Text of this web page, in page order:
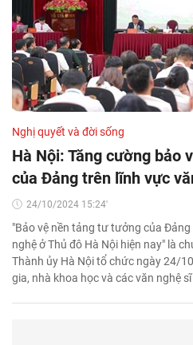
Nghị quyết và đời sống
Hà Nội: Tăng cường bảo
của Đảng trên lĩnh vực
24/10/2024 15:24'
"Bảo vệ nền tảng tư tưởng của
nghệ ở Thủ đô Hà Nội hiện nay" là
Thành ủy Hà Nội tổ chức ngày 24/
gia, nhà khoa học và các văn nghệ